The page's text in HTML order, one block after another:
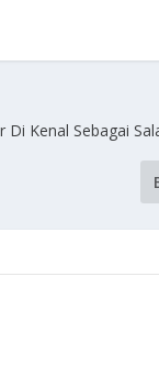
Di Kenal Sebagai